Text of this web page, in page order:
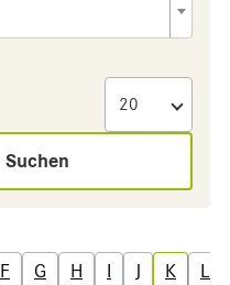
Suchen
F G H I J K L